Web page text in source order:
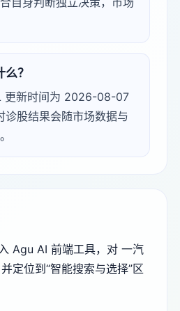
？
更新时间为 2026-08-07
股结果会随市场数据与
Agu AI 前端工具，对 一汽
定位到“智能搜索与选择”区